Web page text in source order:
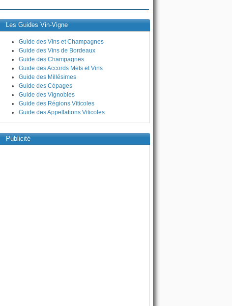
Les Guides Vin-Vigne
Guide des Vins et Champagnes
Guide des Vins de Bordeaux
Guide des Champagnes
Guide des Accords Mets et Vins
Guide des Millésimes
Guide des Cépages
Guide des Vignobles
Guide des Régions Viticoles
Guide des Appellations Viticoles
Publicité